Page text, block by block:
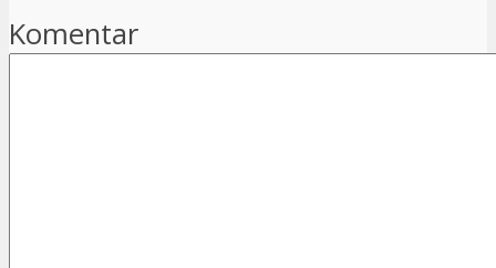
Komentar